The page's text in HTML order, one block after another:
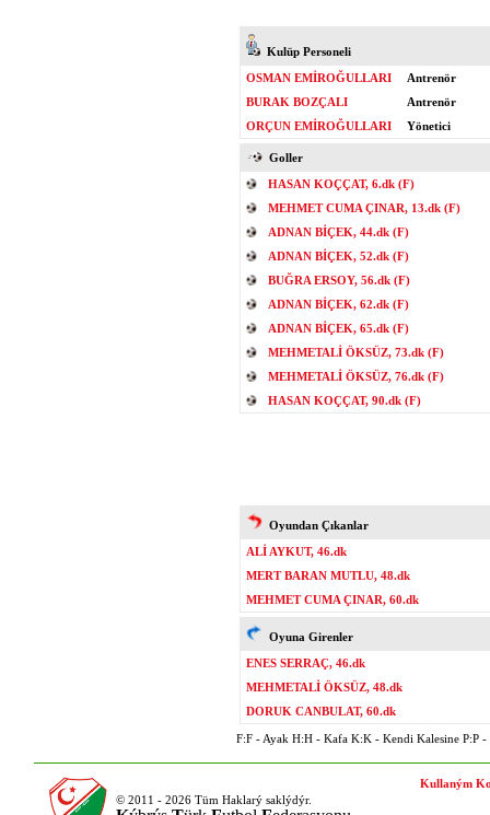
Kulüp Personeli
OSMAN EMİROĞULLARI
Antrenör
BURAK BOZÇALI
Antrenör
ORÇUN EMİROĞULLARI
Yönetici
Goller
HASAN KOÇÇAT, 6.dk (F)
MEHMET CUMA ÇINAR, 13.dk (F)
ADNAN BİÇEK, 44.dk (F)
ADNAN BİÇEK, 52.dk (F)
BUĞRA ERSOY, 56.dk (F)
ADNAN BİÇEK, 62.dk (F)
ADNAN BİÇEK, 65.dk (F)
MEHMETALİ ÖKSÜZ, 73.dk (F)
MEHMETALİ ÖKSÜZ, 76.dk (F)
HASAN KOÇÇAT, 90.dk (F)
Oyundan Çıkanlar
ALİ AYKUT, 46.dk
MERT BARAN MUTLU, 48.dk
MEHMET CUMA ÇINAR, 60.dk
Oyuna Girenler
ENES SERRAÇ, 46.dk
MEHMETALİ ÖKSÜZ, 48.dk
DORUK CANBULAT, 60.dk
F:F - Ayak H:H - Kafa K:K - Kendi Kalesine P:P -
© 2011 - 2026 Tüm Haklarý saklýdýr.
Kullaným